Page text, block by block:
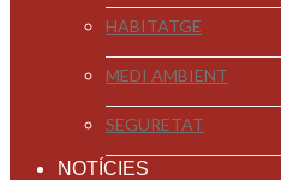
HABITATGE
MEDI AMBIENT
SEGURETAT
NOTÍCIES